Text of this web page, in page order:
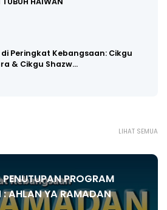
HAIWAN
Peringkat Kebangsaan: Cikgu
& Cikgu Shazw…
LIHAT SEMUA
PROGRAM
AHLAN YA RAMADAN